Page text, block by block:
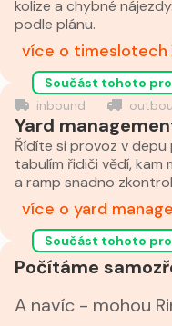
kolize a chybné
podle plánu.
více o timeslotech
Součást tohoto
inbound
Yard
Řídíte si provoz v
tabulím řidiči vědí, kam
a ramp snadno
více o yard
Součást tohoto
Počítáme
A navíc - mohou